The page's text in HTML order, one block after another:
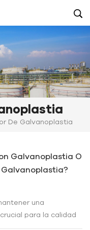
De Galvanoplastia
Galvanoplastia O
una
para la calidad
donde la elección